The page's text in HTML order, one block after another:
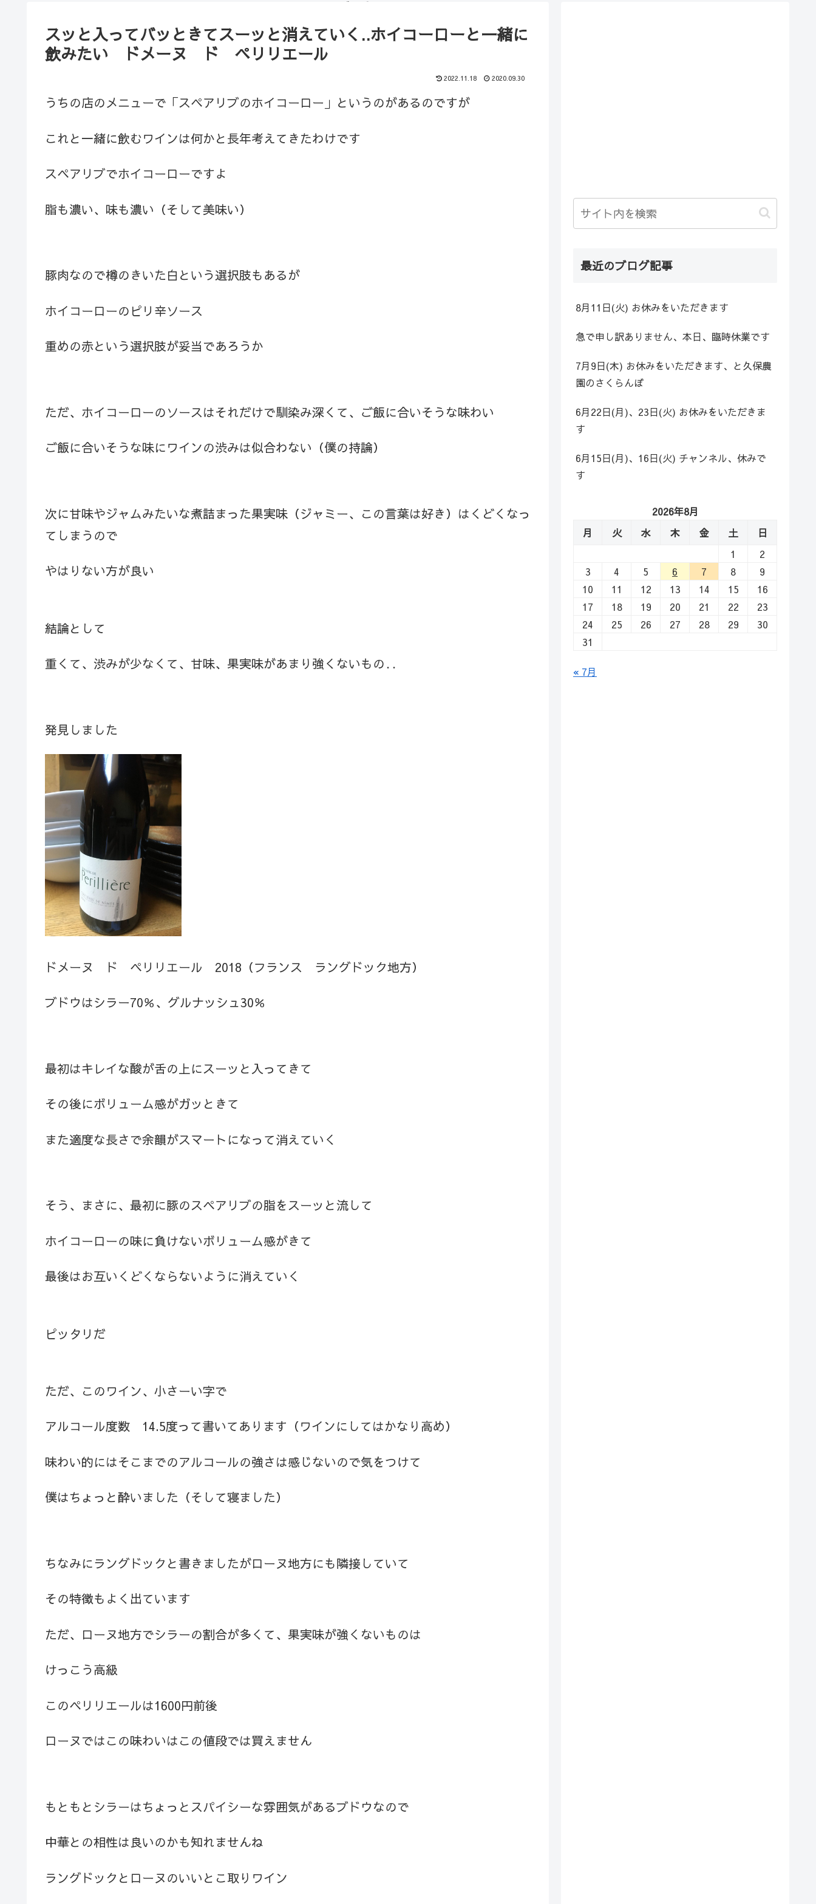
（ブログ）
スッと入ってバッときてスーッと消えていく..ホイコーローと一緒に
飲みたい ドメーヌ ド ペリリエール
2022.11.18 2020.09.30
うちの店のメニューで「スペアリブのホイコーロー」というのがあるのですが
これと一緒に飲むワインは何かと長年考えてきたわけです
スペアリブでホイコーローですよ
脂も濃い、味も濃い（そして美味い）
豚肉なので樽のきいた白という選択肢もあるが
ホイコーローのピリ辛ソース
重めの赤という選択肢が妥当であろうか
ただ、ホイコーローのソースはそれだけで馴染み深くて、ご飯に合いそうな味わい
ご飯に合いそうな味にワインの渋みは似合わない（僕の持論）
次に甘味やジャムみたいな煮詰まった果実味（ジャミー、この言葉は好き）はくどくなっ
てしまうので
やはりない方が良い
結論として
重くて、渋みが少なくて、甘味、果実味があまり強くないもの‥
発見しました
ドメーヌ ド ペリリエール 2018（フランス ラングドック地方）
ブドウはシラー70％、グルナッシュ30％
最初はキレイな酸が舌の上にスーッと入ってきて
その後にボリューム感がガッときて
また適度な長さで余韻がスマートになって消えていく
そう、まさに、最初に豚のスペアリブの脂をスーッと流して
ホイコーローの味に負けないボリューム感がきて
最後はお互いくどくならないように消えていく
ピッタリだ
ただ、このワイン、小さーい字で
アルコール度数 14.5度って書いてあります（ワインにしてはかなり高め）
味わい的にはそこまでのアルコールの強さは感じないので気をつけて
僕はちょっと酔いました（そして寝ました）
ちなみにラングドックと書きましたがローヌ地方にも隣接していて
その特徴もよく出ています
ただ、ローヌ地方でシラーの割合が多くて、果実味が強くないものは
けっこう高級
このペリリエールは1600円前後
ローヌではこの味わいはこの値段では買えません
もともとシラーはちょっとスパイシーな雰囲気があるブドウなので
中華との相性は良いのかも知れませんね
ラングドックとローヌのいいとこ取りワイン
最近のブログ記事
8月11日(火) お休みをいただきます
急で申し訳ありません、本日、臨時休業です
7月9日(木) お休みをいただきます、と久保農
園のさくらんぼ
6月22日(月)、23日(火) お休みをいただきま
す
6月15日(月)、16日(火) チャンネル、休みで
す
2026年8月
月
火 水 木 金 土
日
1
2
3
4 5 6 7 8
9
10
11 12 13 14 15
16
17
18 19 20 21 22
23
24
25 26 27 28 29
30
31
« 7月